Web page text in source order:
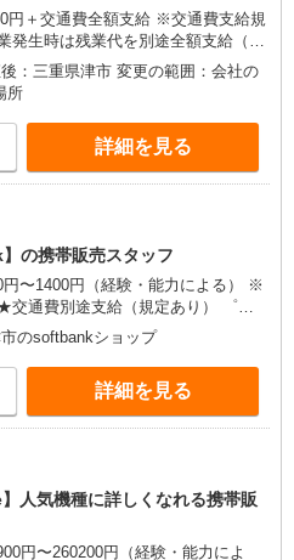
交通費全額支給 ※交通費支給規
発生時は残業代を別途全額支給（法
※給与の希望日払い（週払い）制度
272,800円＋交通費
：三重県津市 変更の範囲：会社の
所
詳細を見る
の携帯販売スタッフ
円〜1400円（経験・能力による） ※
通費別途支給（規定あり） ゜
゜+゜・。○。・゜+゜ 入社祝い金10
ンセンテ
可能（規程
。・゜+゜・。○。・゜+゜
のsoftbankショップ
詳細を見る
人気機種に詳しくなれる携帯販
円〜260200円（経験・能力によ